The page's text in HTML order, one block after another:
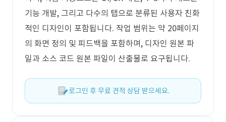
기능 개발, 그리고 다수의 탭으로 분류된 사용자 친화
적인 디자인이 포함됩니다. 작업 범위는 약 20페이지
의 화면 정의 및 피드백을 포함하며, 디자인 원본 파
일과 소스 코드 원본 파일이 산출물로 요구됩니다.
로그인 후 무료 견적 상담 받으세요.